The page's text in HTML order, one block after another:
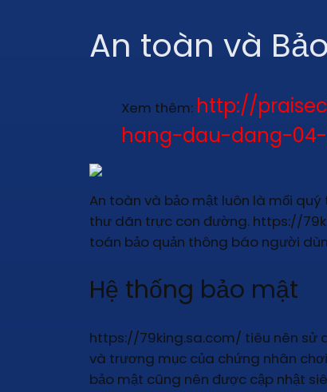
An toàn và
Xem thêm: http://
hang-dau-dang-
An toàn và bảo mật luôn là mối
thư dãn trực con đường. https://
toán bảo quản thông báo người
Hệ thống bảo mật
https://79king.sa.com/ tiêu nên sử
và trương mục của chứng nhân
bảo mật cũng nên được cập nhật